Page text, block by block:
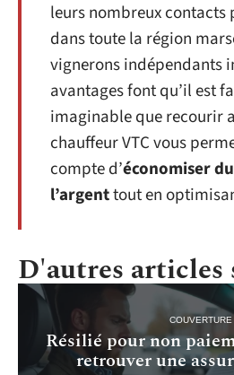
leurs nombreux contacts
dans toute la région
vignerons indépendants
avantages font qu’il est
imaginable que recourir
chauffeur VTC vous
compte d’économiser
l’argenttout en
D'autres articles
COUVERTURE
Résilié pour non
retrouver une